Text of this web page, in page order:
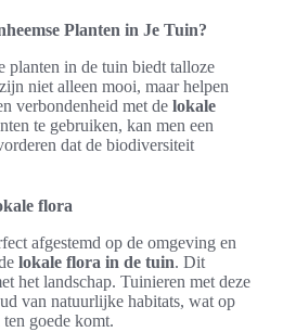
Planten in Je Tuin?
planten in de tuin biedt talloze
niet alleen mooi, maar helpen
verbondenheid met de lokale
te gebruiken, kan men een
dat de biodiversiteit
flora
afgestemd op de omgeving en
lokale flora in de tuin. Dit
het landschap. Tuinieren met deze
van natuurlijke habitats, wat op
goede komt.